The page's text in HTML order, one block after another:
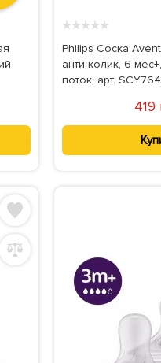
★★★★★
Philips Соска
анти-колик, 6
поток, арт.
419